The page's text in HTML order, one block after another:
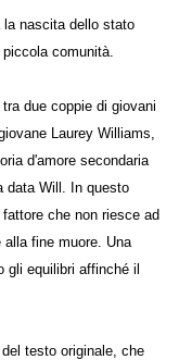
la nascita dello stato
comunità.
due coppie di giovani
Laurey Williams,
d'amore secondaria
data Will. In questo
che non riesce ad
fine muore. Una
equilibri affinché il
testo originale, che